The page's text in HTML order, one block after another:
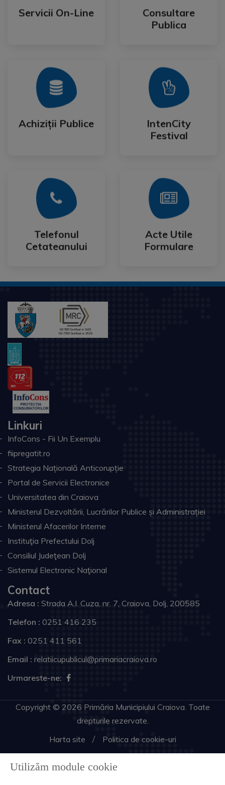
Servicii On-Line
Servicii On-Line
Consultare
Publica
Consultare
Publica
Achiziții Publice
Achiziții Publice
Mai Mult
IntenCity
Festival
IntenCity
Festival
Mai Mult
Telefonul
Cetateanului
Telefonul
Cetateanului
Mai Mult
Acte Utile
Formulare
Acte Utile
Formulare
Mai Mult
Linkuri
InfoCons - Fii Un Exemplu
fiipregatit.ro
Strategia Națională Anticorupție
Portal de Servicii Electronice
Universitatea din Craiova
Ministerul Dezvoltării, Lucrărilor Publice și Administrației
Ministerul Afacerilor Interne
Instituţia Prefectului Dolj
Consiliul Judeţean Dolj
Sistemul Electronic Naţional
Contact
Adresa : Strada A.I. Cuza, nr. 7, Craiova, Dolj, 200585
Telefon : 0251 416 235
Fax : 0251 411 561
Email : relatiicupublicul@primariacraiova.ro
Urmareste-ne:
Copyright © 2026 Primăria Municipiului Craiova. Toate
drepturile rezervate.
Harta site
Politica de cookie-uri
Utilizăm module cookie